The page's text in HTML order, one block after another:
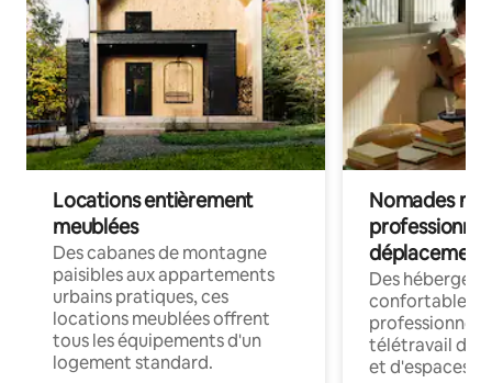
Locations entièrement
meublées
Des cabanes de montagne
paisibles aux appartements
urbains pratiques, ces
locations meublées offrent
tous les équipements d'un
logement standard.
Nomades
déplacement
Des
confortables
professionnels
télétravail
et d'espaces